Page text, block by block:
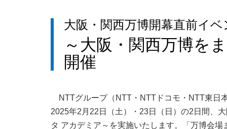
大阪・関西万博開幕直前イベ
～大阪・関西万博を
開催
NTTグループ（NTT・NTTドコモ・NTT東日
2025年2月22日（土）・23日（日）の2日間、
タ アカデミア～を実施いたします。「万博会